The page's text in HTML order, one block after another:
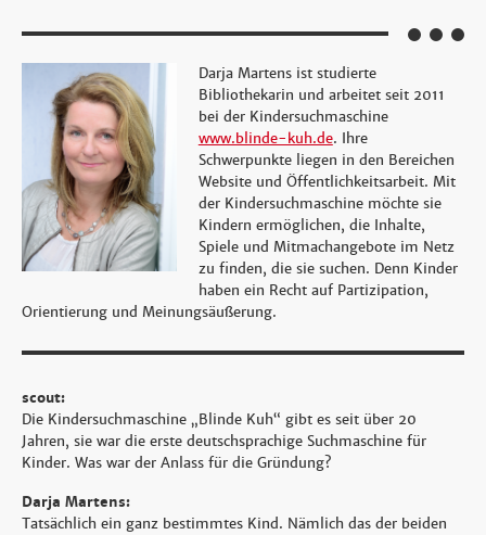
Darja Martens ist studierte
Bibliothekarin und arbeitet seit 2011
bei der Kindersuchmaschine
www.blinde-kuh.de. Ihre
Schwerpunkte liegen in den Bereichen
Website und Öffentlichkeitsarbeit. Mit
der Kindersuchmaschine möchte sie
Kindern ermöglichen, die Inhalte,
Spiele und Mitmachangebote im Netz
zu finden, die sie suchen. Denn Kinder
haben ein Recht auf Partizipation,
Orientierung und Meinungsäußerung.
scout:
Die Kindersuchmaschine „Blinde Kuh“ gibt es seit über 20
Jahren, sie war die erste deutschsprachige Suchmaschine für
Kinder. Was war der Anlass für die Gründung?
Darja Martens:
Tatsächlich ein ganz bestimmtes Kind. Nämlich das der beiden